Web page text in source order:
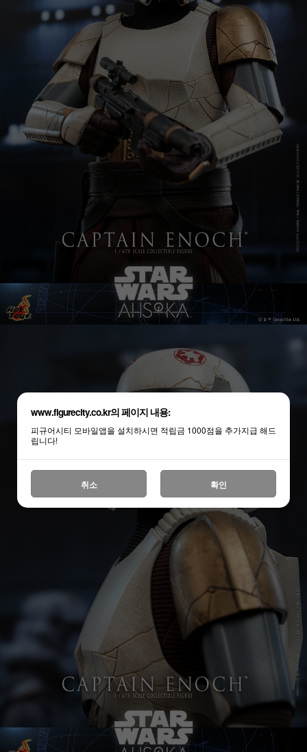
www.figurecity.co.kr의 페이지 내용:
피규어시티 모바일앱을 설치하시면 적립금 1000점을 추가지급 해드
립니다!
취소 확인